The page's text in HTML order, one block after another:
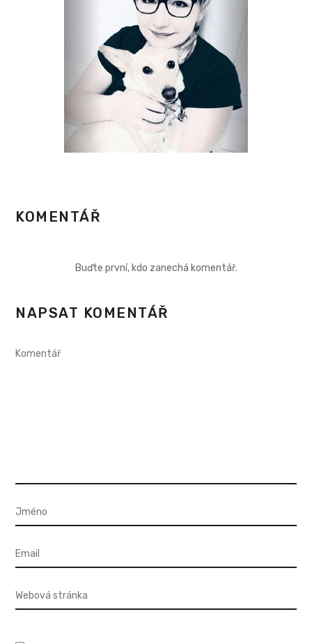
KOMENTÁŘ
Buďte první, kdo zanechá komentář.
NAPSAT KOMENTÁŘ